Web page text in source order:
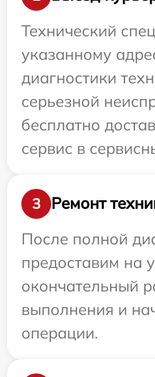
Технический
указанному
диагностики
серьезной
бесплатно
сервис в
3
Ремонт
После полной
предоставим на
окончательный
выполнения и
операции.